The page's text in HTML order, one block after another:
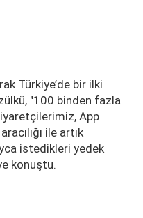
Türkiye’de bir ilki
"100 binden fazla
App
ile artık
istedikleri yedek
konuştu.